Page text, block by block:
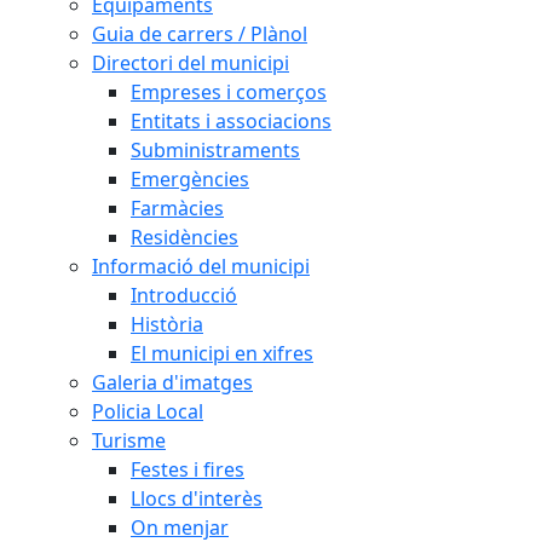
Guia de carrers / Plànol
Directori del municipi
Empreses i comerços
Entitats i associacions
Subministraments
Emergències
Farmàcies
Residències
Informació del municipi
Introducció
Història
El municipi en xifres
Galeria d'imatges
Policia Local
Turisme
Festes i fires
Llocs d'interès
On menjar